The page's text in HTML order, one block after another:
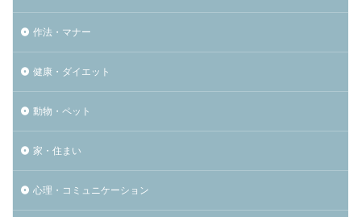
作法・マナー
健康・ダイエット
動物・ペット
家・住まい
心理・コミュニケーション